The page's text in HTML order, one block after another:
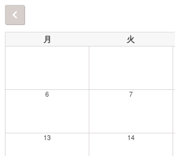
月 火
6 7
13 14